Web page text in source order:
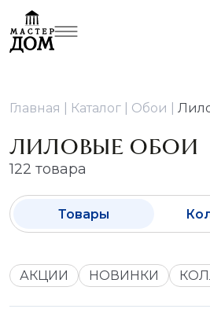
Главная Каталог Обои
ЛИЛОВЫЕ ОБОИ
122 товара
Товары
АКЦИИ НОВИНКИ